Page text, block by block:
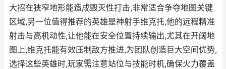
大招在狭窄地形能造成毁灭性打击,非常适合争夺地图关键
区域,另一位值得推荐的英雄是神射手维克托,他的远程精准
射击与高机动性,让他能在安全位置持续输出,尤其在开阔地
图上,维克托能有效压制敌方推进,为团队创造巨大空间优势,
选择这些英雄时,玩家需注意站位与技能时机,确保火力覆盖